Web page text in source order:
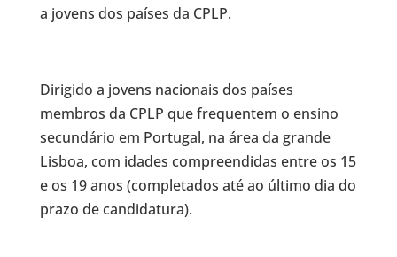
a jovens dos países da CPLP.
Dirigido a jovens nacionais dos países
membros da CPLP que frequentem o ensino
secundário em Portugal, na área da grande
Lisboa, com idades compreendidas entre os 15
e os 19 anos (completados até ao último dia do
prazo de candidatura).